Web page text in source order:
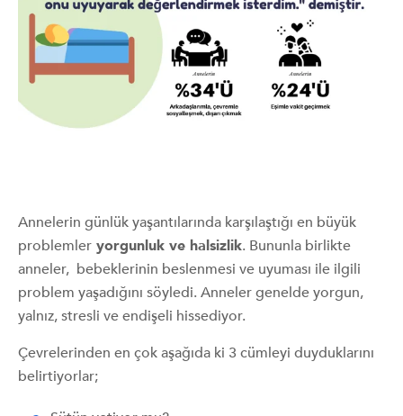
Annelerin günlük yaşantılarında karşılaştığı en büyük
problemler yorgunluk ve halsizlik. Bununla birlikte
anneler, bebeklerinin beslenmesi ve uyuması ile ilgili
problem yaşadığını söyledi. Anneler genelde yorgun,
yalnız, stresli ve endişeli hissediyor.
Çevrelerinden en çok aşağıda ki 3 cümleyi duyduklarını
belirtiyorlar;